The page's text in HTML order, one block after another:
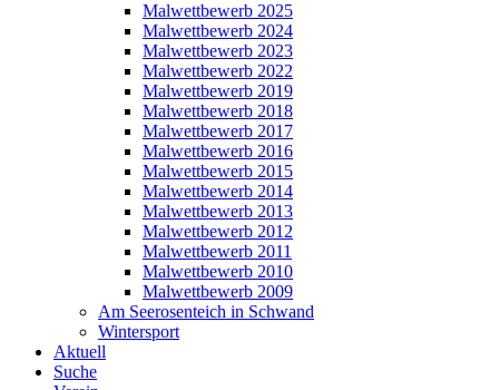
Malwettbewerb 2025
Malwettbewerb 2024
Malwettbewerb 2023
Malwettbewerb 2022
Malwettbewerb 2019
Malwettbewerb 2018
Malwettbewerb 2017
Malwettbewerb 2016
Malwettbewerb 2015
Malwettbewerb 2014
Malwettbewerb 2013
Malwettbewerb 2012
Malwettbewerb 2011
Malwettbewerb 2010
Malwettbewerb 2009
Am Seerosenteich in Schwand
Wintersport
Aktuell
Suche